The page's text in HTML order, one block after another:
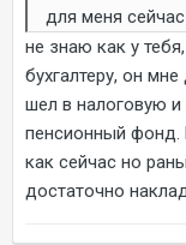
для меня
не знаю как у
бухгалтеру, он
шел в налоговую и
пенсионный фонд.
как сейчас но
достаточно